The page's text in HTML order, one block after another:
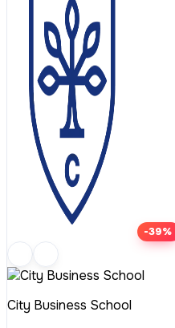
-39%
City Business School